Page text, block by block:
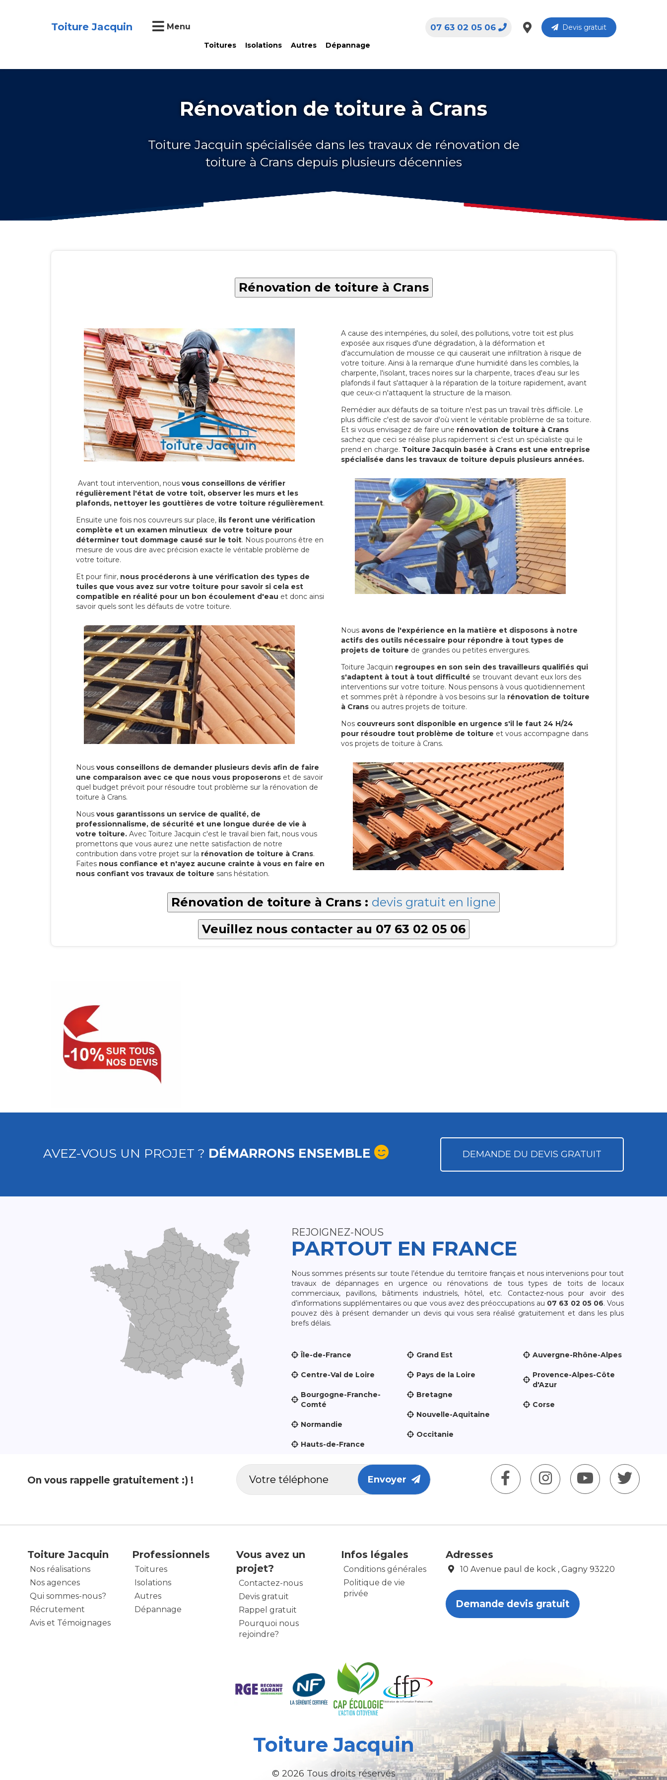
Toiture Jacquin Menu
Toitures Isolations Autres Dépannage
Devis gratuit
07 63 02 05 06
Rénovation de toiture à Crans
Toiture Jacquin spécialisée dans les travaux de rénovation de
toiture à Crans depuis plusieurs décennies
Rénovation de toiture à Crans
A cause des intempéries, du soleil, des pollutions, votre toit est plus
exposée aux risques d'une dégradation, à la déformation et
d'accumulation de mousse ce qui causerait une infiltration à risque de
votre toiture. Ainsi à la remarque d'une humidité dans les combles, la
charpente, l'isolant, traces noires sur la charpente, traces d'eau sur les
plafonds il faut s'attaquer à la réparation de la toiture rapidement, avant
que ceux-ci n'attaquent la structure de la maison.
Remédier aux défauts de sa toiture n'est pas un travail très difficile. Le
plus difficile c'est de savoir d'où vient le véritable problème de sa toiture.
Et si vous envisagez de faire une rénovation de toiture à Crans
sachez que ceci se réalise plus rapidement si c'est un spécialiste qui le
prend en charge. Toiture Jacquin basée à Crans est une entreprise
spécialisée dans les travaux de toiture depuis plusieurs années.
Avant tout intervention, nous vous conseillons de vérifier
régulièrement l'état de votre toit, observer les murs et les
plafonds, nettoyer les gouttières de votre toiture régulièrement.
Ensuite une fois nos couvreurs sur place, ils feront une vérification
complète et un examen minutieux de votre toiture pour
déterminer tout dommage causé sur le toit. Nous pourrons être en
mesure de vous dire avec précision exacte le véritable problème de
votre toiture.
Et pour finir, nous procéderons à une vérification des types de
tuiles que vous avez sur votre toiture pour savoir si cela est
compatible en réalité pour un bon écoulement d'eau et donc ainsi
savoir quels sont les défauts de votre toiture.
Nous avons de l'expérience en la matière et disposons à notre
actifs des outils nécessaire pour répondre à tout types de
projets de toiture de grandes ou petites envergures.
Toiture Jacquin regroupes en son sein des travailleurs qualifiés qui
s'adaptent à tout à tout difficulté se trouvant devant eux lors des
interventions sur votre toiture. Nous pensons à vous quotidiennement
et sommes prêt à répondre à vos besoins sur la rénovation de toiture
à Crans ou autres projets de toiture.
Nos couvreurs sont disponible en urgence s'il le faut 24 H/24
pour résoudre tout problème de toiture et vous accompagne dans
vos projets de toiture à Crans.
Nous vous conseillons de demander plusieurs devis afin de faire
une comparaison avec ce que nous vous proposerons et de savoir
quel budget prévoit pour résoudre tout problème sur la rénovation de
toiture à Crans.
Nous vous garantissons un service de qualité, de
professionnalisme, de sécurité et une longue durée de vie à
votre toiture. Avec Toiture Jacquin c'est le travail bien fait, nous vous
promettons que vous aurez une nette satisfaction de notre
contribution dans votre projet sur la rénovation de toiture à Crans.
Faites nous confiance et n'ayez aucune crainte à vous en faire en
nous confiant vos travaux de toiture sans hésitation.
Rénovation de toiture à Crans : devis gratuit en ligne
Veuillez nous contacter au 07 63 02 05 06
AVEZ-VOUS UN PROJET ? DÉMARRONS ENSEMBLE DEMANDE DU DEVIS GRATUIT
REJOIGNEZ-NOUS
PARTOUT EN FRANCE
Nous sommes présents sur toute l’étendue du territoire français et nous intervenions pour tout
travaux de dépannages en urgence ou rénovations de tous types de toits de locaux
commerciaux, pavillons, bâtiments industriels, hôtel, etc. Contactez-nous pour avoir des
d’informations supplémentaires ou que vous avez des préoccupations au 07 63 02 05 06. Vous
pouvez dès à présent demander un devis qui vous sera réalisé gratuitement et dans les plus
brefs délais.
Île-de-France
Centre-Val de Loire
Bourgogne-Franche-
Comté
Normandie
Hauts-de-France
Grand Est
Pays de la Loire
Bretagne
Nouvelle-Aquitaine
Occitanie
Auvergne-Rhône-Alpes
Provence-Alpes-Côte
d'Azur
Corse
On vous rappelle gratuitement :) ! Envoyer
Toiture Jacquin
Nos réalisations
Nos agences
Qui sommes-nous?
Récrutement
Avis et Témoignages
Professionnels
Toitures
Isolations
Autres
Dépannage
Vous avez un
projet?
Contactez-nous
Devis gratuit
Rappel gratuit
Pourquoi nous
rejoindre?
Infos légales
Conditions générales
Politique de vie
privée
Adresses
10 Avenue paul de kock , Gagny 93220
Demande devis gratuit
Toiture Jacquin
© 2026 Tous droits réservés